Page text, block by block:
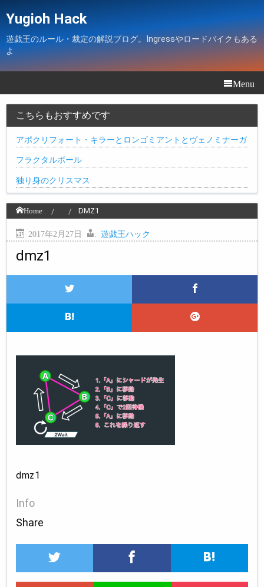
Yugioh Hack
遊戯王のルール・裁定の解説ブログ。Ingressやロードバイクもある
よ
Menu
こちらもおすすめです
アポクリフォート・キラーとロンゴミアントとヴェノミナーガ
フラクタルボール
独り身のクリスマス
Home DMZ1
2017年2月27日 : 遊戯王ハック
dmz1
dmz1
Info
Share